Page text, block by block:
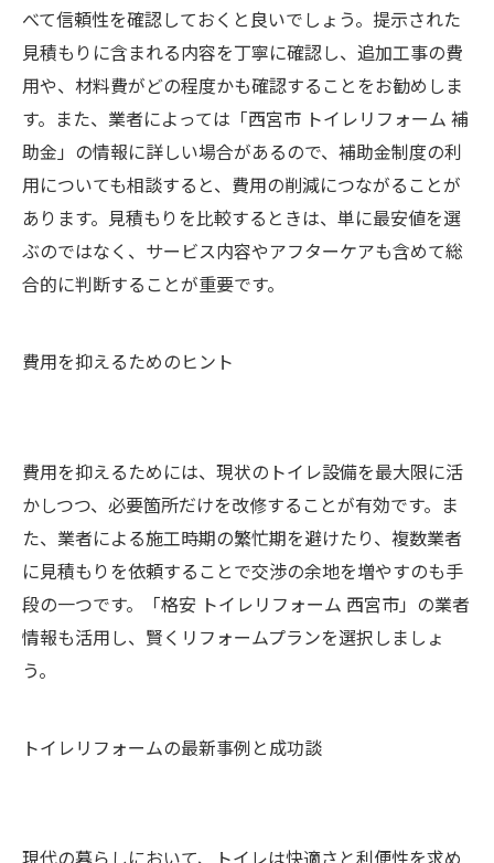
べて信頼性を確認しておくと良いでしょう。提示された
見積もりに含まれる内容を丁寧に確認し、追加工事の費
用や、材料費がどの程度かも確認することをお勧めしま
す。また、業者によっては「西宮市 トイレリフォーム 補
助金」の情報に詳しい場合があるので、補助金制度の利
用についても相談すると、費用の削減につながることが
あります。見積もりを比較するときは、単に最安値を選
ぶのではなく、サービス内容やアフターケアも含めて総
合的に判断することが重要です。
費用を抑えるためのヒント
費用を抑えるためには、現状のトイレ設備を最大限に活
かしつつ、必要箇所だけを改修することが有効です。ま
た、業者による施工時期の繁忙期を避けたり、複数業者
に見積もりを依頼することで交渉の余地を増やすのも手
段の一つです。「格安 トイレリフォーム 西宮市」の業者
情報も活用し、賢くリフォームプランを選択しましょ
う。
トイレリフォームの最新事例と成功談
現代の暮らしにおいて、トイレは快適さと利便性を求め